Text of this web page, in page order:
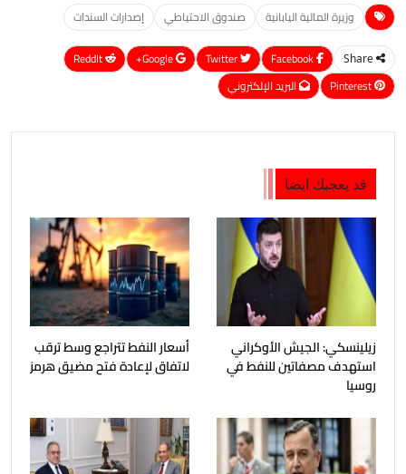
وزيرة المالية اليابانية صندوق الاحتياطي إصدارات السندات
Share
Google+
ReddIt
Pinterest
البريد الإلكتروني
قد يعجبك ايضا
زيلينسكي: الجيش الأوكراني
استهدف مصفاتين للنفط في
روسيا
أسعار النفط تتراجع وسط ترقب
لاتفاق لإعادة فتح مضيق هرمز